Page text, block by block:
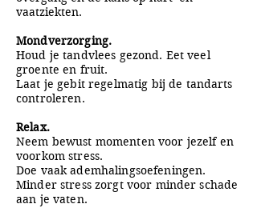
vaatziekten.
Mondverzorging.
Houd je tandvlees gezond. Eet veel
groente en fruit.
Laat je gebit regelmatig bij de tandarts
controleren.
Relax.
Neem bewust momenten voor jezelf en
voorkomstress.
Doe vaakademhalingsoefeningen.
Minder stress zorgt voor minder schade
aan je vaten.